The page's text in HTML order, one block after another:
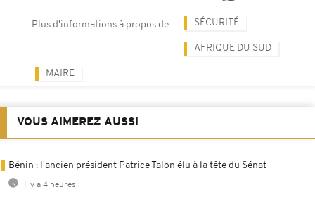
Plus d'informations à propos de SÉCURITÉ
AFRIQUE DU SUD
MAIRE
VOUS AIMEREZ AUSSI
Bénin : l'ancien président Patrice Talon élu à la tête du Sénat
Il y a 4 heures